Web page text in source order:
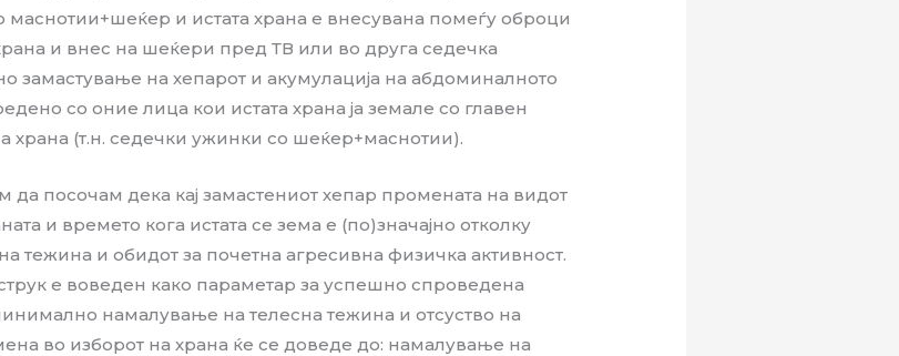
маснотии+шеќер и истата храна е внесувана помеѓу оброци
и внес на шеќери пред ТВ или во друга седечка
замастување на хепарот и акумулација на абдоминалното
со оние лица кои истата храна ја земале со главен
храна (т.н. седечки ужинки со шеќер+маснотии).
да посочам дека кај замастениот хепар промената на видот
и времето кога истата се зема е (по)значајно отколку
тежина и обидот за почетна агресивна физичка активност.
е воведен како параметар за успешно спроведена
намалување на телесна тежина и отсуство на
во изборот на храна ќе се доведе до: намалување на